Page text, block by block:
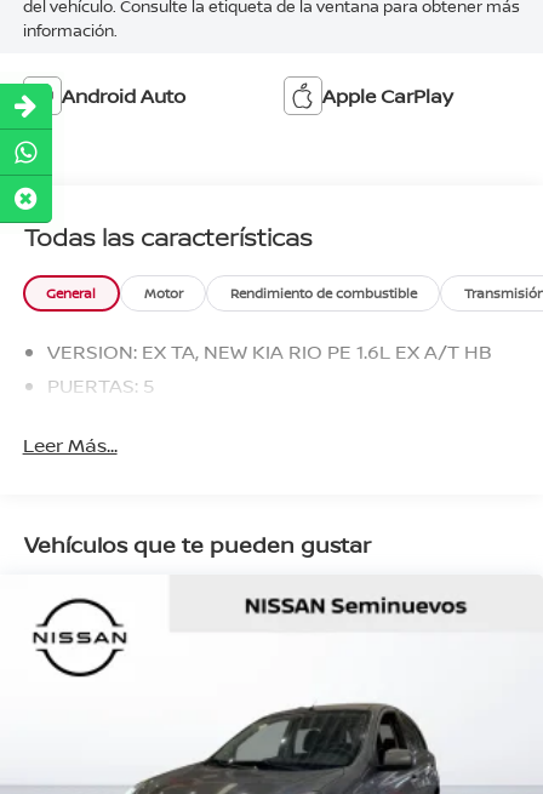
del vehículo. Consulte la etiqueta de la ventana para obtener más
información.
Android Auto Apple CarPlay
Todas las características
General Motor Rendimiento de combustible
VERSION: EX TA, NEW KIA RIO PE 1.6L EX A/T HB
PUERTAS: 5
Leer Más...
Vehículos que te pueden gustar